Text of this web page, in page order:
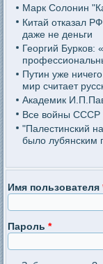
Марк Солонин
Китай отказал
даже не деньги
Георгий
Путин уже
мир считает
Академик
Все войны СССР
"Палестинский
было лубянским
Имя пользователя
Пароль*